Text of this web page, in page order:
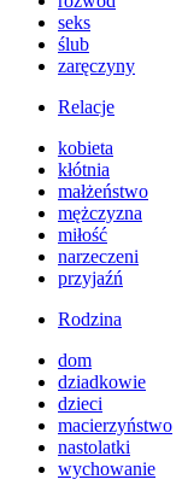
seks
ślub
zaręczyny
Relacje
kobieta
kłótnia
małżeństwo
mężczyzna
miłość
narzeczeni
przyjaźń
Rodzina
dom
dziadkowie
dzieci
macierzyństwo
nastolatki
wychowanie